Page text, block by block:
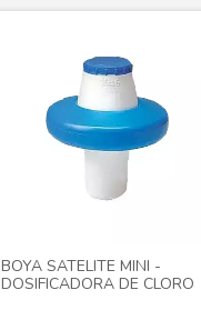
BOYA SATELITE MINI -
DOSIFICADORA DE CLORO